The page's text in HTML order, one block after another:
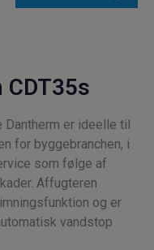
er ideelle til
for byggebranchen, i
som følge af
Affugteren
og er
vandstop